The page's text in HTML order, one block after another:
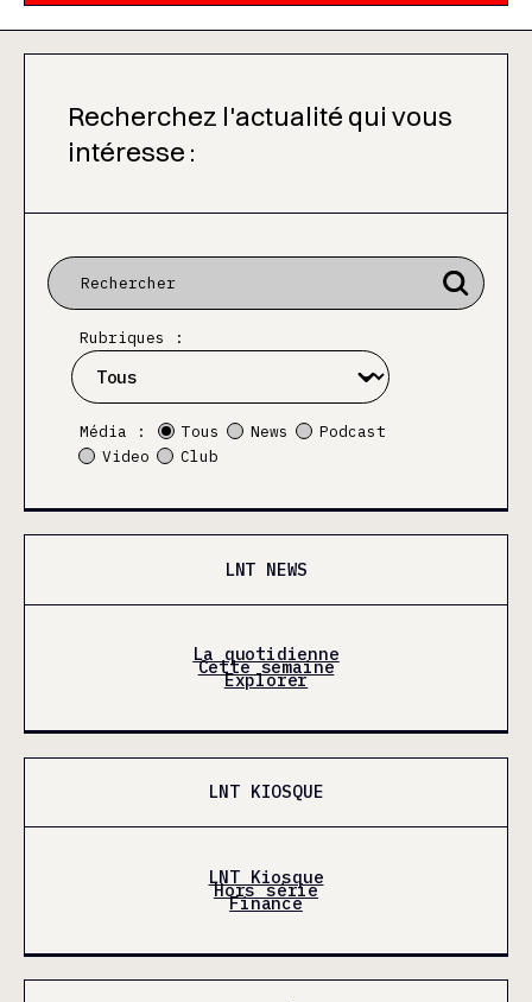
Recherchez l'actualité qui vous
intéresse :
Rubriques :
Média : Tous News
Podcast
Video
Club
LNT NEWS
La quotidienne
Cette semaine
Explorer
LNT KIOSQUE
LNT Kiosque
Hors série
Finance